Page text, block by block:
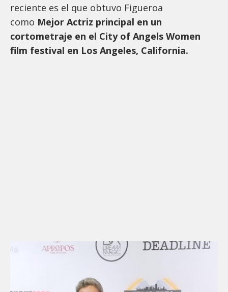
reciente es el que obtuvo Figueroa
como Mejor Actriz principal en un
cortometraje en el City of Angels Women
film festival en Los Angeles, California.